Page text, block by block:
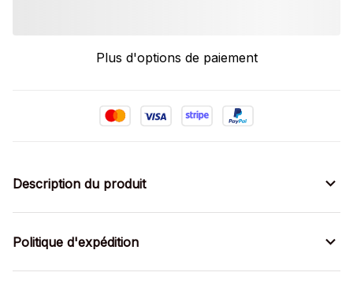
Plus d'options de paiement
Description du produit
Politique d'expédition